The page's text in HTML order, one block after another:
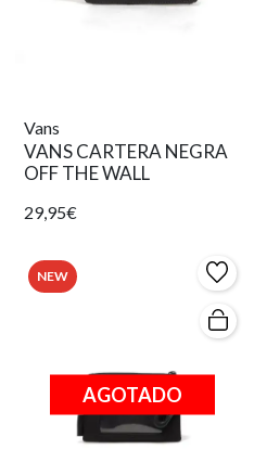
Vans
VANS CARTERA NEGRA
OFF THE WALL
29,95€
NEW
AGOTADO